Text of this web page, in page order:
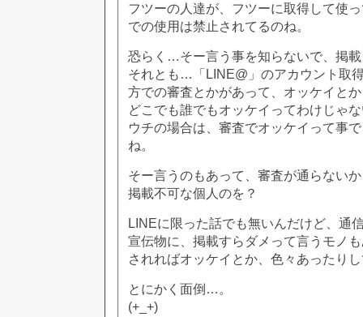
フツーの人達が、フツーに取得して使
での使用は禁止されてるのね。
恐らく…そー言う事を知らないで、掲
それとも…「LINE@」のアカウント取
方での審査とかがあって、オッケイと
どこでも誰でもオッケイってわけじゃ
ウチの場合は、審査でオッケイって事
ね。
そー言うのもあって、審査が通らない
掲載不可な個人のを？
LINEに限った話でも無いんだけど、通
宣伝物に、掲載すらダメって言うモノ
されればオッケイとか、色々あったり
とにかく面倒…。
(+_+)